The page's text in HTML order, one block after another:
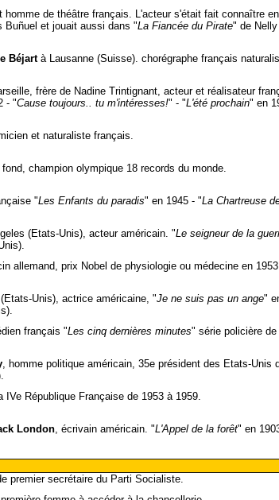
homme de théâtre français. L'acteur s'était fait connaître
Buñuel et jouait aussi dans "La Fiancée du Pirate" de
Béjartà Lausanne (Suisse). chorégraphe français
frère de Nadine Trintignant, acteur et réalisateur
- "Cause toujours.. tu m'intéresses!" - "L'été prochain" en
et naturaliste français.
champion olympique 18 records du monde.
"Les Enfants du paradis" en 1945 - "La Chartreuse
(Etats-Unis), acteur américain. "Le seigneur de la
allemand, prix Nobel de physiologie ou médecine en
Unis), actrice américaine, "Je ne suis pas un ange"
français "Les cinq dernières minutes" série policière
, homme politique américain, 35e président des Etats-Unis
IVe République Française de 1953 à 1959.
London, écrivain américain. "L'Appel de la forêt" en
premier secrétaire du Parti Socialiste.